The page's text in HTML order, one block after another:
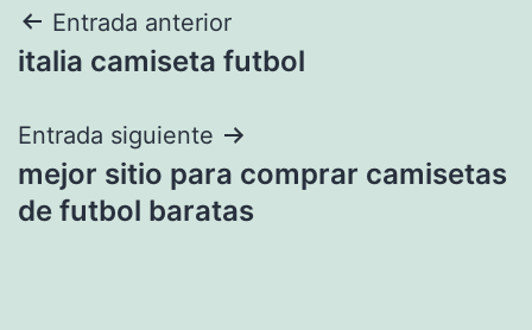
Navegación
de
entradas
Entrada anterior
italia camiseta futbol
Entrada siguiente
mejor sitio para comprar camisetas
de futbol baratas